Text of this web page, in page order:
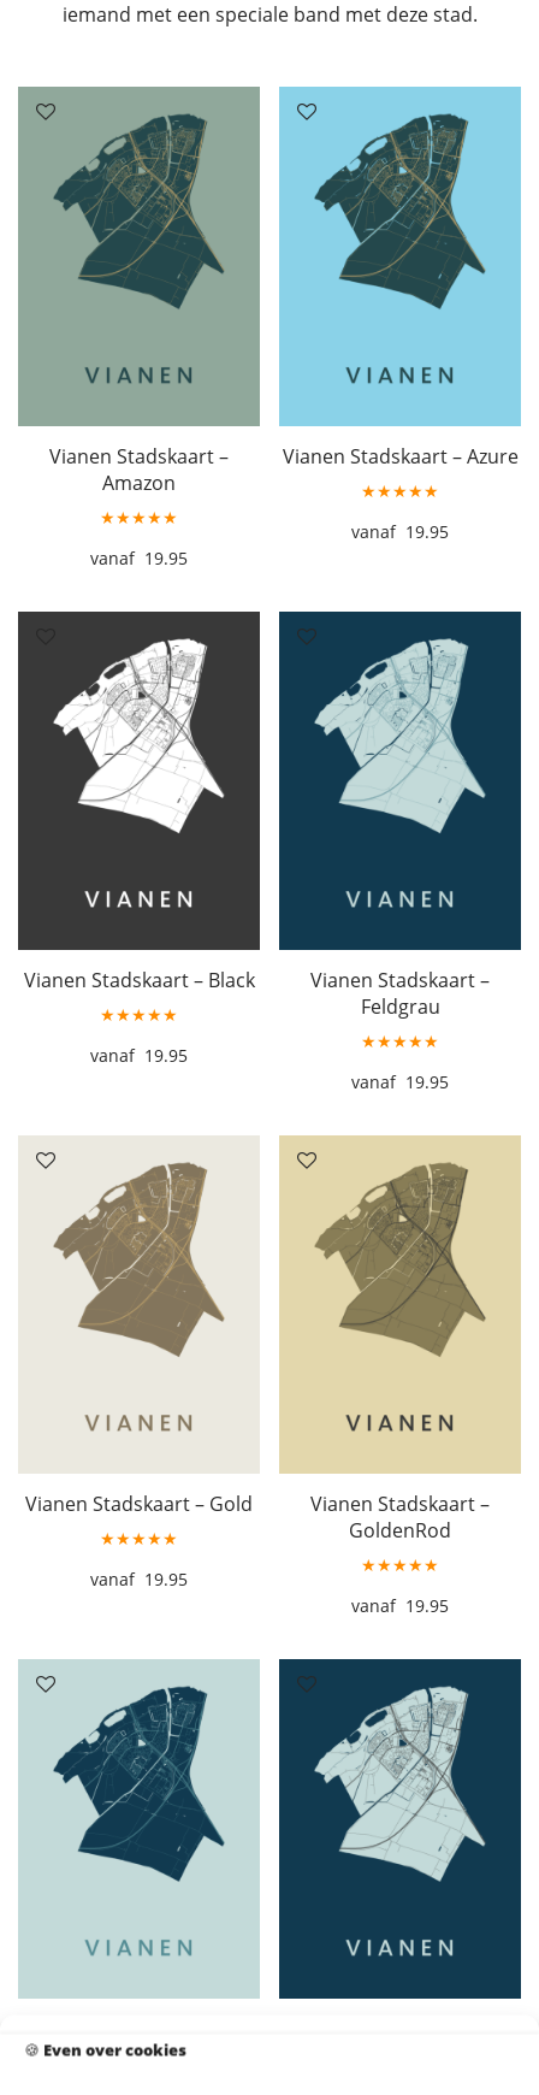
🍪 Even over cookies
iemand met een speciale band met deze stad.
Vianen Stadskaart –
Amazon
★★★★★
19.95
Vianen Stadskaart – Azure
★★★★★
19.95
Vianen Stadskaart – Black
★★★★★
19.95
Vianen Stadskaart –
Feldgrau
★★★★★
19.95
Vianen Stadskaart – Gold
★★★★★
19.95
Vianen Stadskaart –
GoldenRod
★★★★★
19.95
★★★★★